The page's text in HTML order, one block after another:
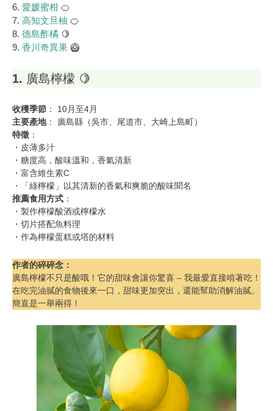
6. 愛媛蜜柑 🍊
7. 高知文旦柚 🍊
8. 德島酢橘 🍋
9. 香川奇異果 🥝
1. 廣島檸檬 🍋
收穫季節 ： 10月至4月
主要產地： 廣島縣（吳市、尾道市、大崎上島町）
特徵 ：
・皮薄多汁
・糖度高，酸味溫和，香氣清新
・富含維生素C
・「綠檸檬」以其清新的香氣和爽脆的酸味聞名
推薦食用方式 ：
・製作檸檬酸酒或檸檬水
・切片搭配魚料理
・作為檸檬蛋糕或塔的材料
作者的碎碎念 ：
廣島檸檬不只是酸哦！它的甜味會讓你驚喜 – 我最愛直接啃著吃！
在吃完油膩的食物後來一口，甜味更加突出，還能幫助消解油膩。
簡直是一舉兩得！